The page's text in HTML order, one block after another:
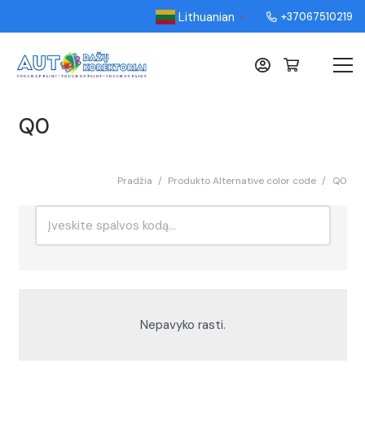
Lithuanian ▼ +37067510219
Q0
Pradžia / Produkto Alternative color code / Q0
Nepavyko rasti.